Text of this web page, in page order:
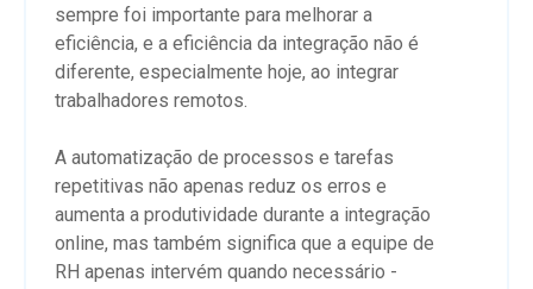
sempre foi importante para melhorar a
eficiência, e a eficiência da integração não é
diferente, especialmente hoje, ao integrar
trabalhadores remotos.
A automatização de processos e tarefas
repetitivas não apenas reduz os erros e
aumenta a produtividade durante a integração
online, mas também significa que a equipe de
RH apenas intervém quando necessário -